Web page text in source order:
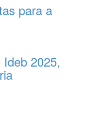
para a
2025,